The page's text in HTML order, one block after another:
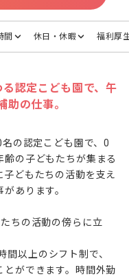
間 休日・休暇 福利厚生
認定こども園で、午
助の仕事。
の認定こども園で、0
の子どもたちが集まる
どもたちの活動を支え
あります。
ちの活動の傍らに立
以上のシフト制で、
とができます。時間外勤